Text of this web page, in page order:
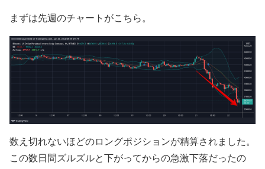
まずは先週のチャートがこちら。
数え切れないほどのロングポジションが精算されました。
この数日間ズルズルと下がってからの急激下落だったの